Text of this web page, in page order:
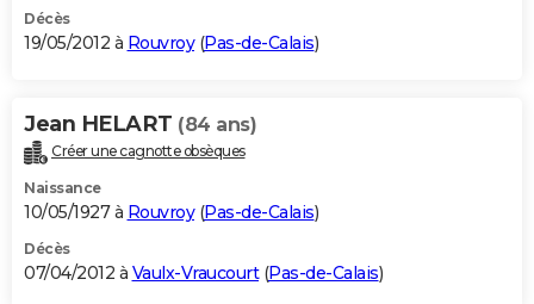
Décès
19/05/2012 à Rouvroy(Pas-de-Calais)
Jean HELART (84 ans)
Créer une cagnotte obsèques
Naissance
10/05/1927 à Rouvroy(Pas-de-Calais)
Décès
07/04/2012 à Vaulx-Vraucourt(Pas-de-Calais)